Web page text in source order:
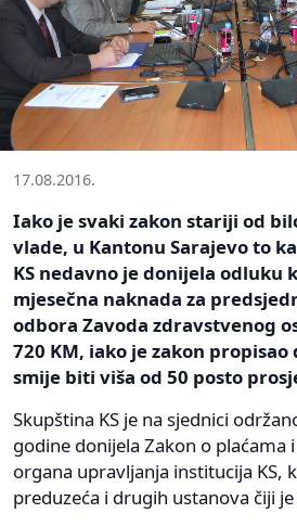
17.08.2016.
Iako je svaki zakon stariji od
vlade, u Kantonu Sarajevo to
KS nedavno je donijela odluku
mjesečna naknada za
odbora Zavoda zdravstvenog
720 KM, iako je zakon
smije biti viša od 50 posto
Skupština KS je na sjednici
godine donijela Zakon o plaćama
organa upravljanja institucija KS,
preduzeća i drugih ustanova čiji